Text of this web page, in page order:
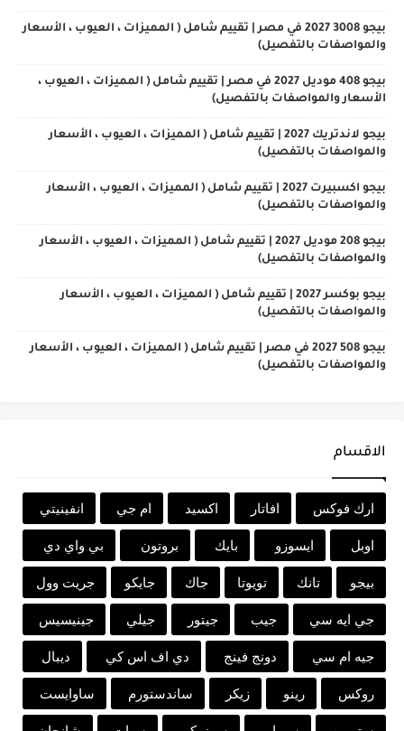
بيجو 3008 2027 في مصر | تقييم شامل ( المميزات ، العيوب ، الأسعار
والمواصفات بالتفصيل)
بيجو 408 موديل 2027 في مصر | تقييم شامل ( المميزات ، العيوب ،
الأسعار والمواصفات بالتفصيل)
بيجو لاندتريك 2027 | تقييم شامل ( المميزات ، العيوب ، الأسعار
والمواصفات بالتفصيل)
بيجو اكسبيرت 2027 | تقييم شامل ( المميزات ، العيوب ، الأسعار
والمواصفات بالتفصيل)
بيجو 208 موديل 2027 | تقييم شامل ( المميزات ، العيوب ، الأسعار
والمواصفات بالتفصيل)
بيجو بوكسر 2027 | تقييم شامل ( المميزات ، العيوب ، الأسعار
والمواصفات بالتفصيل)
بيجو 508 2027 في مصر | تقييم شامل ( المميزات ، العيوب ، الأسعار
والمواصفات بالتفصيل)
الاقسام
ارك فوكس افاتار اكسيد ام جي انفينيتي
اوبل ايسوزو بايك بروتون بي واي دي
بيجو تانك تويوتا جاك جايكو جريت وول
جي ايه سي جيب جيتور جيلي جينيسيس
جيه ام سي دونج فينج دي اف اس كي ديبال
روكس رينو زيكر ساندستورم ساوايست